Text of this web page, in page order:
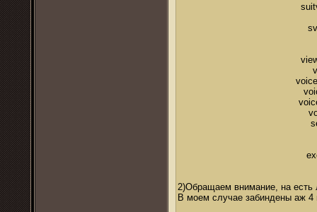
2)Обращаем внимание, на
В моем случае забиндены аж 4